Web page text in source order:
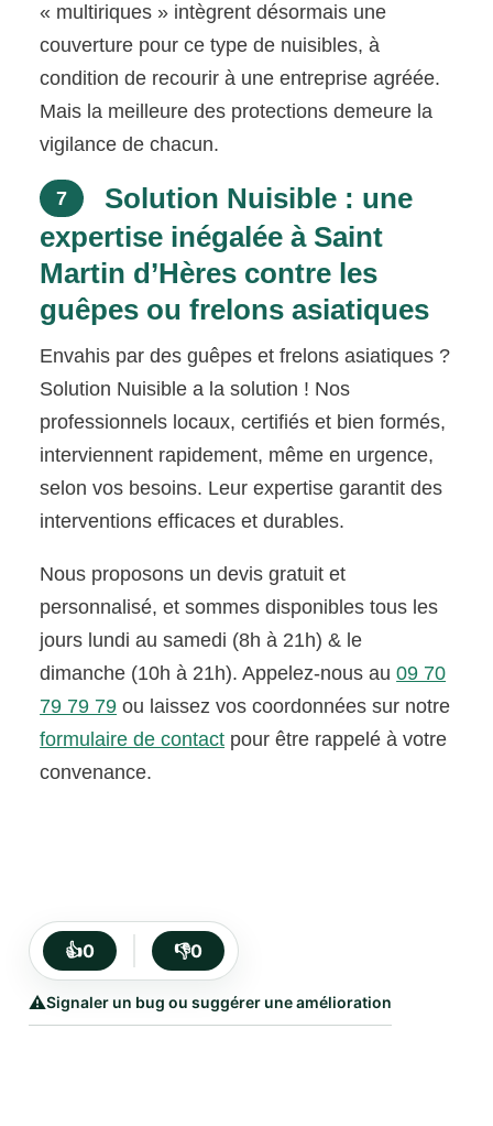
« multiriques » intègrent désormais une
couverture pour ce type de nuisibles, à
condition de recourir à une entreprise agréée.
Mais la meilleure des protections demeure la
vigilance de chacun.
7
Solution Nuisible : une
expertise inégalée à Saint
Martin d’Hères contre les
guêpes ou frelons asiatiques
Envahis par des guêpes et frelons asiatiques ?
Solution Nuisible a la solution ! Nos
professionnels locaux, certifiés et bien formés,
interviennent rapidement, même en urgence,
selon vos besoins. Leur expertise garantit des
interventions efficaces et durables.
Nous proposons un devis gratuit et
personnalisé, et sommes disponibles tous les
jours lundi au samedi (8h à 21h) & le
dimanche (10h à 21h). Appelez-nous au09 70
79 79 79 ou laissez vos coordonnées sur notre
formulaire de contact pour être rappelé à votre
convenance.
👍0 👎0
⚠️Signaler un bug ou suggérer une amélioration